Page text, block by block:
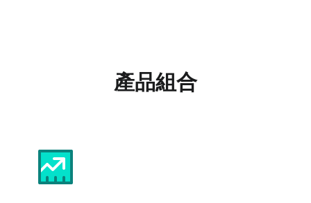
產品組合